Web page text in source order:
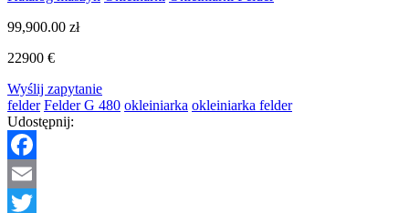
99,900.00 zł
22900 €
Wyślij zapytanie
felder Felder G 480 okleiniarka okleiniarka felder
Udostępnij:
Facebook
Email